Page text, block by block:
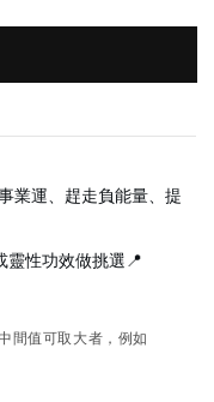
業運、趕走負能量、提
靈性功效做挑選📍
間值可取大者，例如